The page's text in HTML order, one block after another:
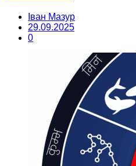
Іван Мазур
29.09.2025
0